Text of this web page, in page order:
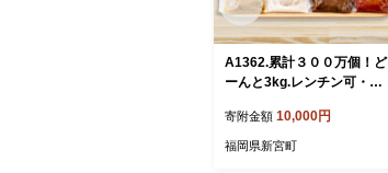
A1362.累計３００万個！ど
ーんと3kg.レンチン可・湯
グセット【150g×20個】
【訳あり】【北海道・沖
寄附金額 10,000円
福岡県新宮町